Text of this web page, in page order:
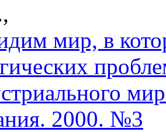
мир, в
2000. №3